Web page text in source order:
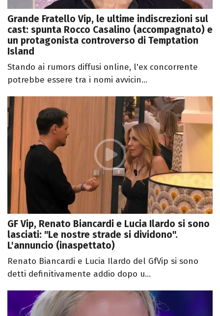
Grande Fratello Vip, le ultime indiscrezioni sul
cast: spunta Rocco Casalino (accompagnato) e
un protagonista controverso di Temptation
Island
Stando ai rumors diffusi online, l'ex concorrente
potrebbe essere tra i nomi avvicin...
GF Vip, Renato Biancardi e Lucia Ilardo si sono
lasciati: "Le nostre strade si dividono".
L'annuncio (inaspettato)
Renato Biancardi e Lucia Ilardo del GfVip si sono
detti definitivamente addio dopo u...